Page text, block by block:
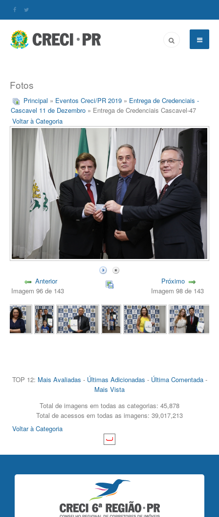
Fotos
Principal » Eventos Creci/PR 2019 » Entrega de Credenciais -
Cascavel 11 de Dezembro » Entrega de Credenciais Cascavel-47
Voltar à Categoria
Anterior
Imagem 96 de 143
Próximo
Imagem 98 de 143
TOP 12: Mais Avaliadas - Últimas Adicionadas - Última Comentada-
Mais Vista
Total de imagens em todas as categorias: 45,878
Total de acessos em todas as imagens: 39,017,213
Voltar à Categoria